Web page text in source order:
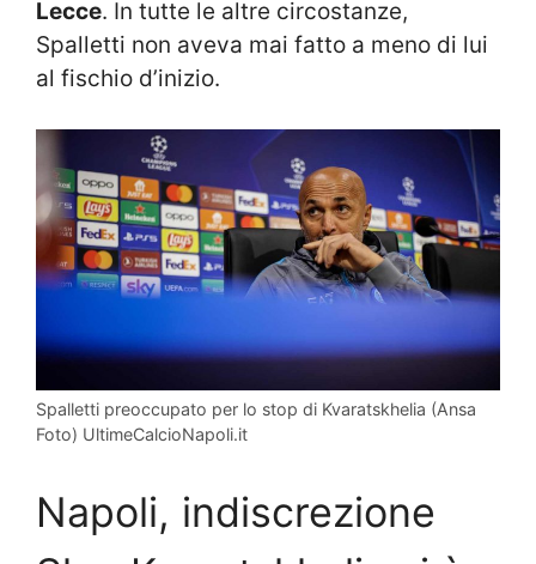
Lecce. In tutte le altre circostanze,
Spalletti non aveva mai fatto a meno di lui
al fischio d’inizio.
Spalletti preoccupato per lo stop di Kvaratskhelia (Ansa
Foto) UltimeCalcioNapoli.it
Napoli, indiscrezione